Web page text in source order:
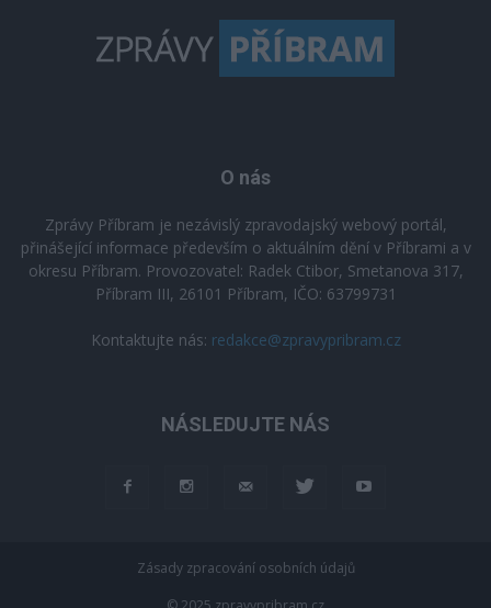
O nás
Zprávy Příbram je nezávislý zpravodajský webový portál,
přinášející informace především o aktuálním dění v Příbrami a v
okresu Příbram. Provozovatel: Radek Ctibor, Smetanova 317,
Příbram III, 26101 Příbram, IČO: 63799731
Kontaktujte nás: redakce@zpravypribram.cz
NÁSLEDUJTE NÁS
Zásady zpracování osobních údajů